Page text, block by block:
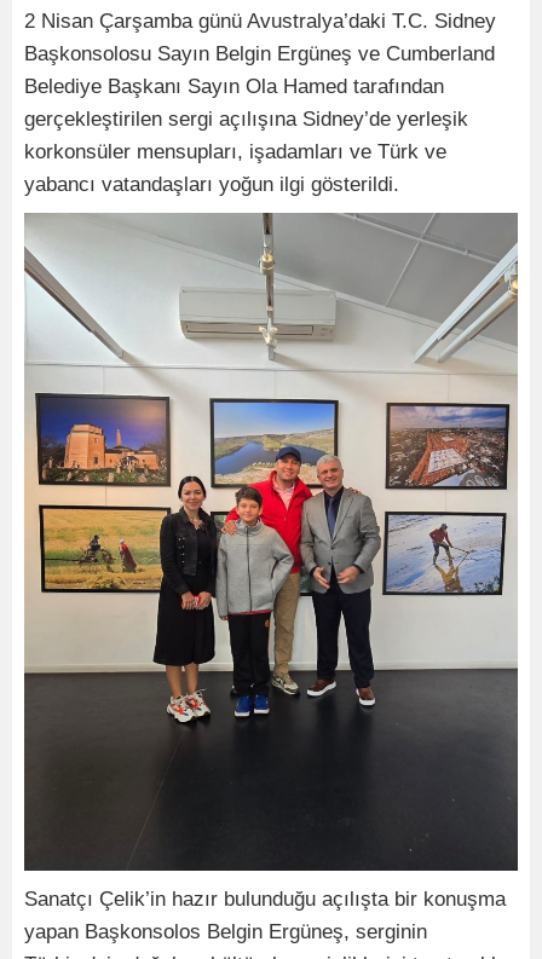
2 Nisan Çarşamba günü Avustralya’daki T.C. Sidney
Başkonsolosu Sayın Belgin Ergüneş ve Cumberland
Belediye Başkanı Sayın Ola Hamed tarafından
gerçekleştirilen sergi açılışına Sidney’de yerleşik
korkonsüler mensupları, işadamları ve Türk ve
yabancı vatandaşları yoğun ilgi gösterildi.
Sanatçı Çelik’in hazır bulunduğu açılışta bir konuşma
yapan Başkonsolos Belgin Ergüneş, serginin